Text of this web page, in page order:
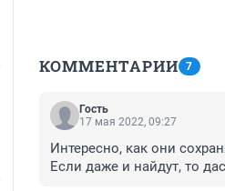
КОММЕНТАРИИ 7
Гость
17 мая 2022, 09:27
Интересно, как они
Если даже и найдут, то